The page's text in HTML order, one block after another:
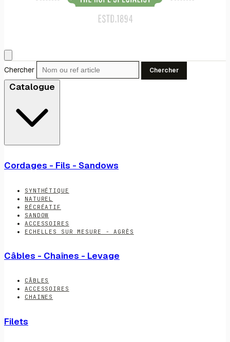
Chercher Chercher
Catalogue
Cordages - Fils - Sandows
SYNTHÉTIQUE
NATUREL
RÉCRÉATIF
SANDOW
ACCESSOIRES
ECHELLES SUR MESURE - AGRÈS
Câbles - Chaînes - Levage
CÂBLES
ACCESSOIRES
CHAINES
Filets